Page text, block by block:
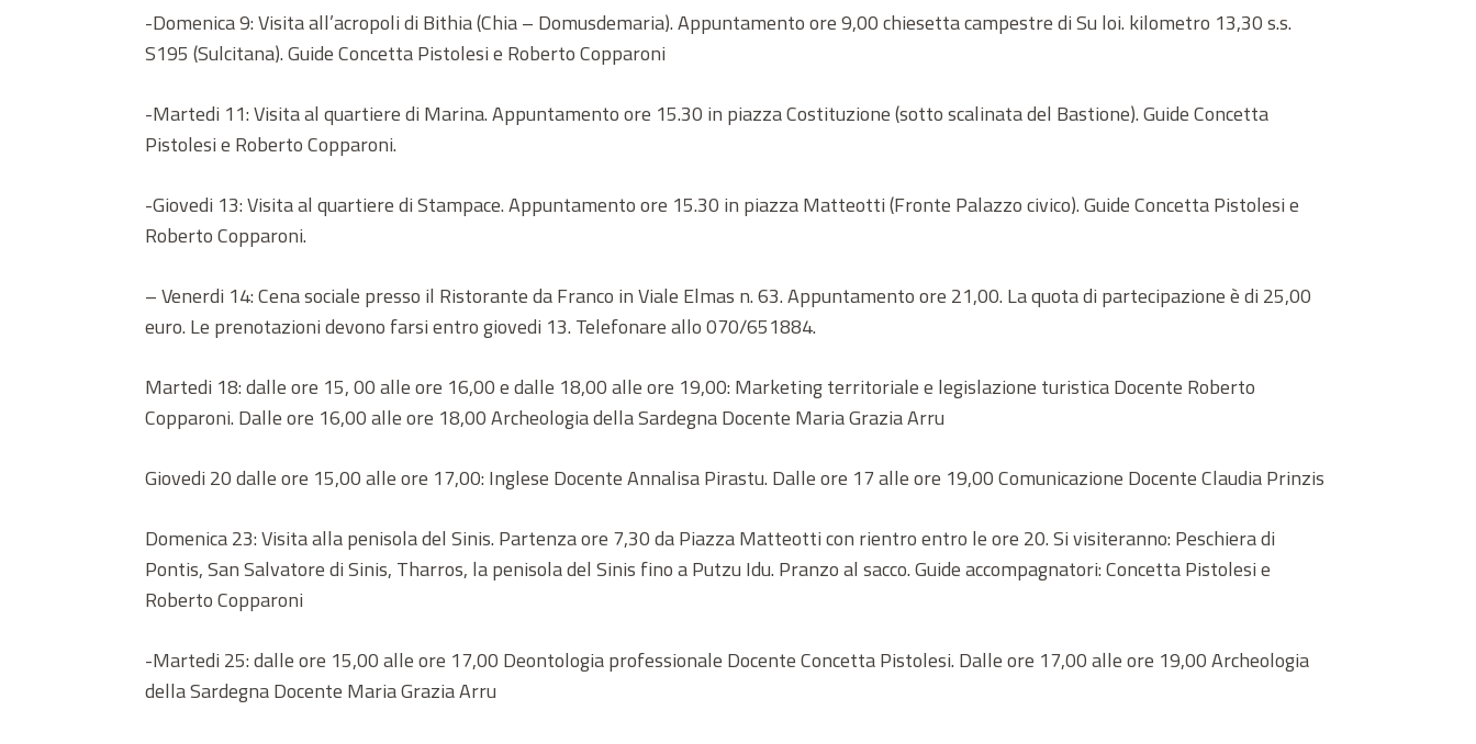
-Domenica 9: Visita all’acropoli di Bithia (Chia – Domusdemaria). Appuntamento ore 9,00 chiesetta campestre di Su loi. kilometro 13,30 s.s.
S195 (Sulcitana). Guide Concetta Pistolesi e Roberto Copparoni
-Martedi 11: Visita al quartiere di Marina. Appuntamento ore 15.30 in piazza Costituzione (sotto scalinata del Bastione). Guide Concetta
Pistolesi e Roberto Copparoni.
-Giovedi 13: Visita al quartiere di Stampace. Appuntamento ore 15.30 in piazza Matteotti (Fronte Palazzo civico). Guide Concetta Pistolesi e
Roberto Copparoni.
– Venerdi 14: Cena sociale presso il Ristorante da Franco in Viale Elmas n. 63. Appuntamento ore 21,00. La quota di partecipazione è di 25,00
euro. Le prenotazioni devono farsi entro giovedi 13. Telefonare allo 070/651884.
Martedi 18: dalle ore 15, 00 alle ore 16,00 e dalle 18,00 alle ore 19,00: Marketing territoriale e legislazione turistica Docente Roberto
Copparoni. Dalle ore 16,00 alle ore 18,00 Archeologia della Sardegna Docente Maria Grazia Arru
Giovedi 20 dalle ore 15,00 alle ore 17,00: Inglese Docente Annalisa Pirastu. Dalle ore 17 alle ore 19,00 Comunicazione Docente Claudia Prinzis
Domenica 23: Visita alla penisola del Sinis. Partenza ore 7,30 da Piazza Matteotti con rientro entro le ore 20. Si visiteranno: Peschiera di
Pontis, San Salvatore di Sinis, Tharros, la penisola del Sinis fino a Putzu Idu. Pranzo al sacco. Guide accompagnatori: Concetta Pistolesi e
Roberto Copparoni
-Martedi 25: dalle ore 15,00 alle ore 17,00 Deontologia professionale Docente Concetta Pistolesi. Dalle ore 17,00 alle ore 19,00 Archeologia
della Sardegna Docente Maria Grazia Arru